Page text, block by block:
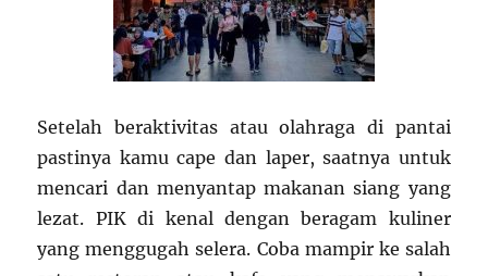
Setelah beraktivitas atau olahraga di pantai
pastinya kamu cape dan laper, saatnya untuk
mencari dan menyantap makanan siang yang
lezat. PIK di kenal dengan beragam kuliner
yang menggugah selera. Coba mampir ke salah